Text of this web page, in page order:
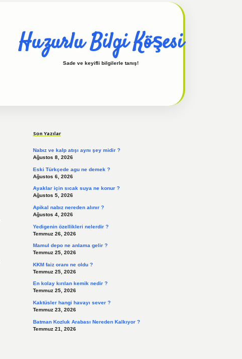
Huzurlu Bilgi Köşesi
Sade ve keyifli bilgilerle tanış!
Son Yazılar
Nabız ve kalp atışı aynı şey midir ?
Ağustos 8, 2026
Eski Türkçede agu ne demek ?
Ağustos 6, 2026
Ayaklar için sıcak suya ne konur ?
Ağustos 5, 2026
Apikal nabız nereden alınır ?
Ağustos 4, 2026
Yedigenin özellikleri nelerdir ?
Temmuz 26, 2026
Mamul depo ne anlama gelir ?
Temmuz 25, 2026
KKM faiz oranı ne oldu ?
Temmuz 25, 2026
En kolay kırılan kemik nedir ?
Temmuz 25, 2026
Kaktüsler hangi havayı sever ?
Temmuz 23, 2026
Batman Kozluk Arabası Nereden Kalkıyor ?
Temmuz 21, 2026